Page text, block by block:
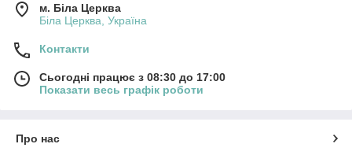
м. Біла Церква
Біла Церква, Україна
Контакти
Сьогодні працює з 08:30 до 17:00
Показати весь графік роботи
Про нас